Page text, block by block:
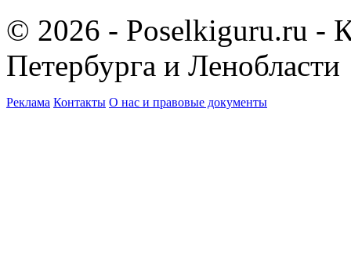
© 2026 - Poselkiguru.ru -
Петербурга и Ленобласти
Реклама Контакты О нас и правовые документы